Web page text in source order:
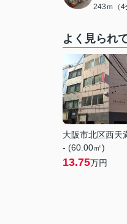
243ｍ（4
よく見られ
大阪市北区西天
- (60.00㎡)
13.75万円